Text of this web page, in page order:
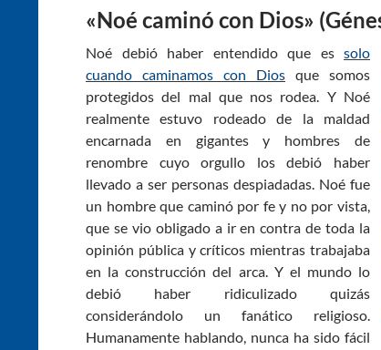
«Noé caminó con Dios»
Noé debió haber entendido que es solo
cuando caminamos con Dios que somos
protegidos del mal que nos rodea. Y Noé
realmente estuvo rodeado de la maldad
encarnada en gigantes y hombres de
renombre cuyo orgullo los debió haber
llevado a ser personas despiadadas. Noé fue
un hombre que caminó por fe y no por vista,
que se vio obligado a ir en contra de toda la
opinión pública y críticos mientras trabajaba
en la construcción del arca. Y el mundo lo
debió haber ridiculizado quizás
considerándolo un fanático religioso.
Humanamente hablando, nunca ha sido fácil